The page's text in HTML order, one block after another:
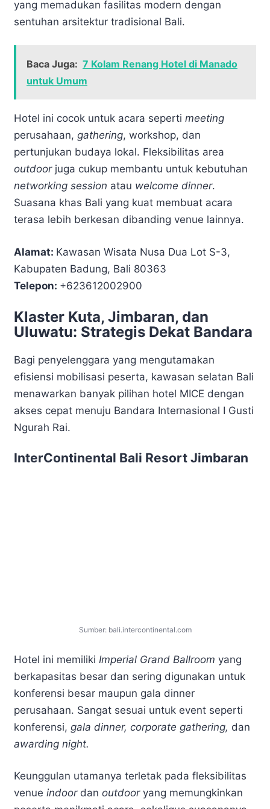
yang memadukan fasilitas modern dengan
sentuhan arsitektur tradisional Bali.
Baca Juga: 7 Kolam Renang Hotel di Manado
untuk Umum
Hotel ini cocok untuk acara seperti meeting
perusahaan, gathering, workshop, dan
pertunjukan budaya lokal. Fleksibilitas area
outdoorjuga cukup membantu untuk kebutuhan
networking session atau welcome dinner.
Suasana khas Bali yang kuat membuat acara
terasa lebih berkesan dibanding venue lainnya.
Alamat: Kawasan Wisata Nusa Dua Lot S-3,
Kabupaten Badung, Bali 80363
Telepon: +623612002900
Klaster Kuta, Jimbaran, dan
Uluwatu: Strategis Dekat Bandara
Bagi penyelenggara yang mengutamakan
efisiensi mobilisasi peserta, kawasan selatan Bali
menawarkan banyak pilihan hotel MICE dengan
akses cepat menuju Bandara Internasional I Gusti
Ngurah Rai.
InterContinental Bali Resort Jimbaran
Sumber: bali.intercontinental.com
Hotel ini memiliki Imperial Grand Ballroom yang
berkapasitas besar dan sering digunakan untuk
konferensi besar maupun gala dinner
perusahaan. Sangat sesuai untuk event seperti
konferensi, gala dinner, corporate gathering, dan
awarding night.
Keunggulan utamanya terletak pada fleksibilitas
venue indoordan outdooryang memungkinkan